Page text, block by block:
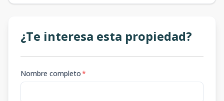
¿Te interesa esta propiedad?
Nombre completo*